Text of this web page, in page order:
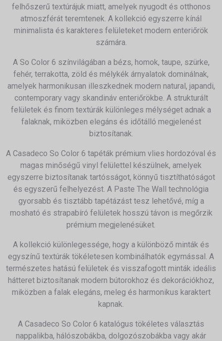
felhőszerű textúrájuk miatt, amelyek nyugodt és otthonos
atmoszférát teremtenek. A kollekció egyszerre kínál
minimalista és karakteres felületeket modern enteriőrök
számára.
A So Color 6 színvilágában a bézs, homok, taupe, szürke,
fehér, terrakotta, zöld és mélykék árnyalatok dominálnak,
amelyek harmonikusan illeszkednek modern natural, japandi,
contemporary vagy skandináv enteriőrökbe. A strukturált
felületek és finom textúrák különleges mélységet adnak a
falaknak, miközben elegáns és időtálló megjelenést
biztosítanak.
A Casadeco So Color 6 tapéták prémium vlies hordozóval és
magas minőségű vinyl felülettel készülnek, amelyek
egyszerre biztosítanak tartósságot, könnyű tisztíthatóságot
és egyszerű felhelyezést. A Paste The Wall technológia
gyorsabb és tisztább tapétázást tesz lehetővé, míg a
mosható és strapabíró felületek hosszú távon is megőrzik
prémium megjelenésüket.
A kollekció különlegessége, hogy a különböző minták és
egyszínű textúrák tökéletesen kombinálhatók egymással. A
természetes hatású felületek és visszafogott minták ideális
hátteret biztosítanak modern bútorokhoz és dekorációkhoz,
miközben a falak elegáns, meleg és harmonikus karaktert
kapnak.
A Casadeco So Color 6 katalógus tökéletes választás
nappalikba, hálószobákba, dolgozószobákba vagy akár